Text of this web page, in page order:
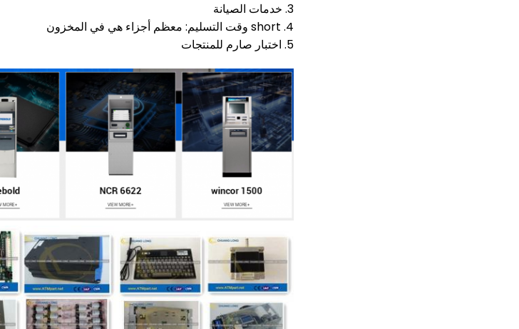
3. خدمات الصيانة
4. short وقت التسليم: معظم أجزاء هي في المخزون
5. اختبار صارم للمنتجات